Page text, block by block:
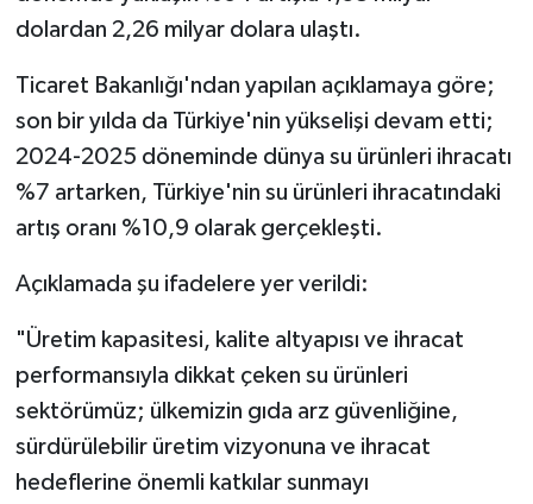
dolardan 2,26 milyar dolara ulaştı.
Ticaret Bakanlığı'ndan yapılan açıklamaya göre;
son bir yılda da Türkiye'nin yükselişi devam etti;
2024-2025 döneminde dünya su ürünleri ihracatı
%7 artarken, Türkiye'nin su ürünleri ihracatındaki
artış oranı %10,9 olarak gerçekleşti.
Açıklamada şu ifadelere yer verildi:
"Üretim kapasitesi, kalite altyapısı ve ihracat
performansıyla dikkat çeken su ürünleri
sektörümüz; ülkemizin gıda arz güvenliğine,
sürdürülebilir üretim vizyonuna ve ihracat
hedeflerine önemli katkılar sunmayı